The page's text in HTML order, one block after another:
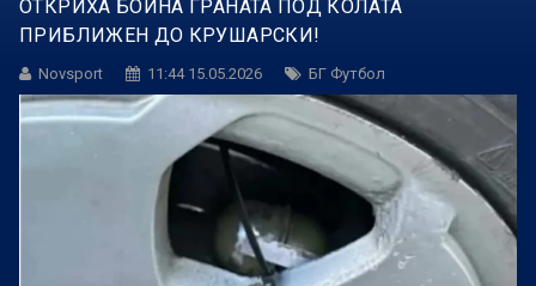
ОТКРИХА БОЙНА ГРАНАТА ПОД КОЛАТА
ПРИБЛИЖЕН ДО КРУШАРСКИ!
Novsport 11:44 15.05.2026 БГ Футбол